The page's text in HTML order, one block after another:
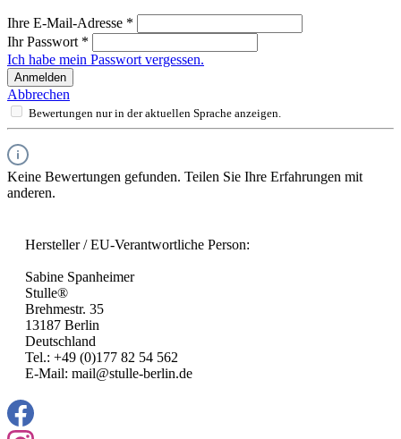
Ihre E-Mail-Adresse *
Ihr Passwort *
Ich habe mein Passwort vergessen.
Anmelden
Abbrechen
Bewertungen nur in der aktuellen Sprache anzeigen.
Keine Bewertungen gefunden. Teilen Sie Ihre Erfahrungen mit
anderen.
Hersteller / EU-Verantwortliche Person:
Sabine Spanheimer
Stulle®
Brehmestr. 35
13187 Berlin
Deutschland
Tel.: +49 (0)177 82 54 562
E-Mail: mail@stulle-berlin.de